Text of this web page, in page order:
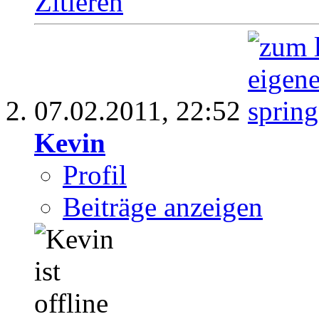
07.02.2011, 22:52
Kevin
Profil
Beiträge anzeigen